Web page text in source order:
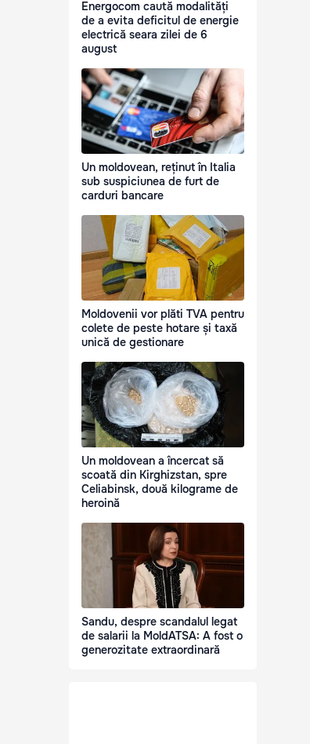
Energocom caută modalități
de a evita deficitul de energie
electrică seara zilei de 6
august
Un moldovean, reținut în Italia
sub suspiciunea de furt de
carduri bancare
Moldovenii vor plăti TVA pentru
colete de peste hotare și taxă
unică de gestionare
Un moldovean a încercat să
scoată din Kirghizstan, spre
Celiabinsk, două kilograme de
heroină
Sandu, despre scandalul legat
de salarii la MoldATSA: A fost o
generozitate extraordinară